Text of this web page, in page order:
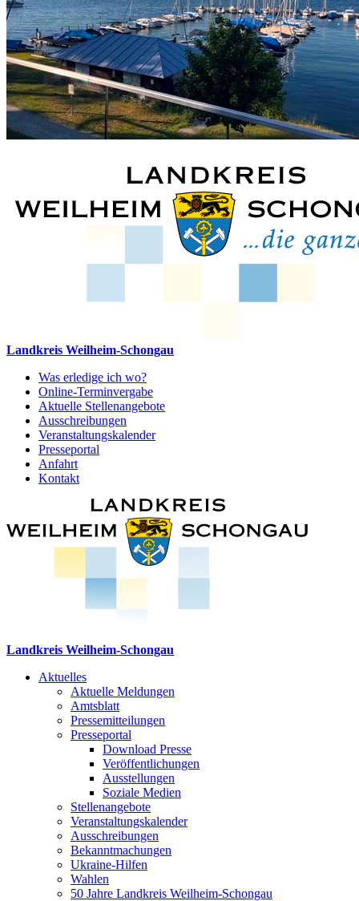
Landkreis Weilheim-Schongau
Was erledige ich wo?
Online-Terminvergabe
Aktuelle Stellenangebote
Ausschreibungen
Veranstaltungskalender
Presseportal
Anfahrt
Kontakt
Landkreis Weilheim-Schongau
Aktuelles
Aktuelle Meldungen
Amtsblatt
Pressemitteilungen
Presseportal
Download Presse
Veröffentlichungen
Ausstellungen
Soziale Medien
Stellenangebote
Veranstaltungskalender
Ausschreibungen
Bekanntmachungen
Ukraine-Hilfen
Wahlen
50 Jahre Landkreis Weilheim-Schongau